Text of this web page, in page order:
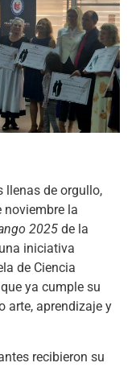
llenas de orgullo,
noviembre la
2025 de la
iniciativa
de Ciencia
ya cumple su
arte, aprendizaje y
recibieron su